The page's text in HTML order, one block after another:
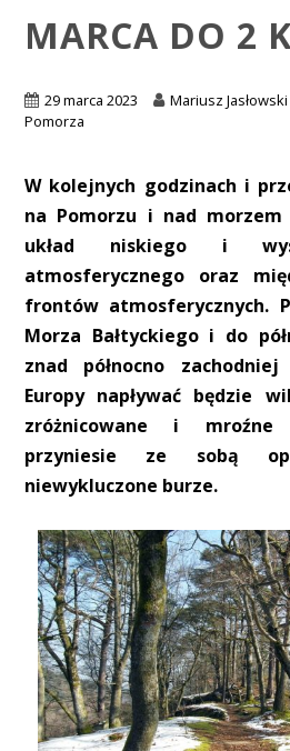
MARCA DO 2
29 marca 2023 Mariusz Jasłowski
Pomorza
W kolejnych godzinach i
na Pomorzu i nad morzem
układ niskiego i
atmosferycznego oraz
frontów atmosferycznych.
Morza Bałtyckiego i do
znad północno
Europy napływać będzie
zróżnicowane i
przyniesie ze sobą
niewykluczone burze.